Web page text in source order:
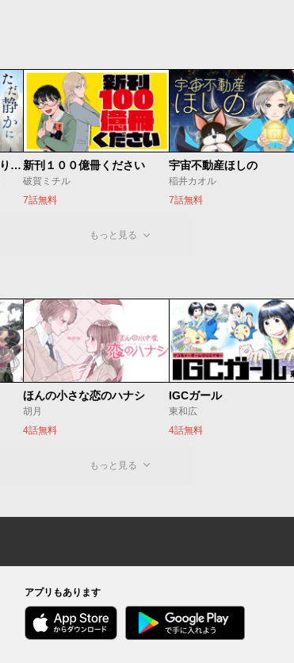
ただ静かに消え去るつもりでした新刊１００億冊ください
破賀ミチル
7話無料
宇宙不動産ほしの
稲井カオル
7話無料
もっと見る
ほんの小さな恋のハナシ
胡月
4話無料
IGCガール
東和広
4話無料
もっと見る
アプリもあります